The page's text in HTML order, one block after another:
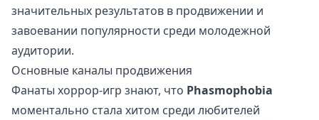
значительных результатов в продвижении и
завоевании популярности среди молодежной
аудитории.
Основные каналы продвижения
Фанаты хоррор-игр знают, что Phasmophobia
моментально стала хитом среди любителей